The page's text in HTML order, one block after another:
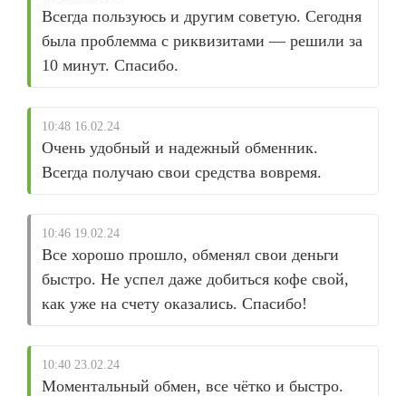
Всегда пользуюсь и другим советую. Сегодня
была проблемма с риквизитами — решили за
10 минут. Спасибо.
10:48 16.02.24
Очень удобный и надежный обменник.
Всегда получаю свои средства вовремя.
10:46 19.02.24
Все хорошо прошло, обменял свои деньги
быстро. Не успел даже добиться кофе свой,
как уже на счету оказались. Спасибо!
10:40 23.02.24
Моментальный обмен, все чётко и быстро.